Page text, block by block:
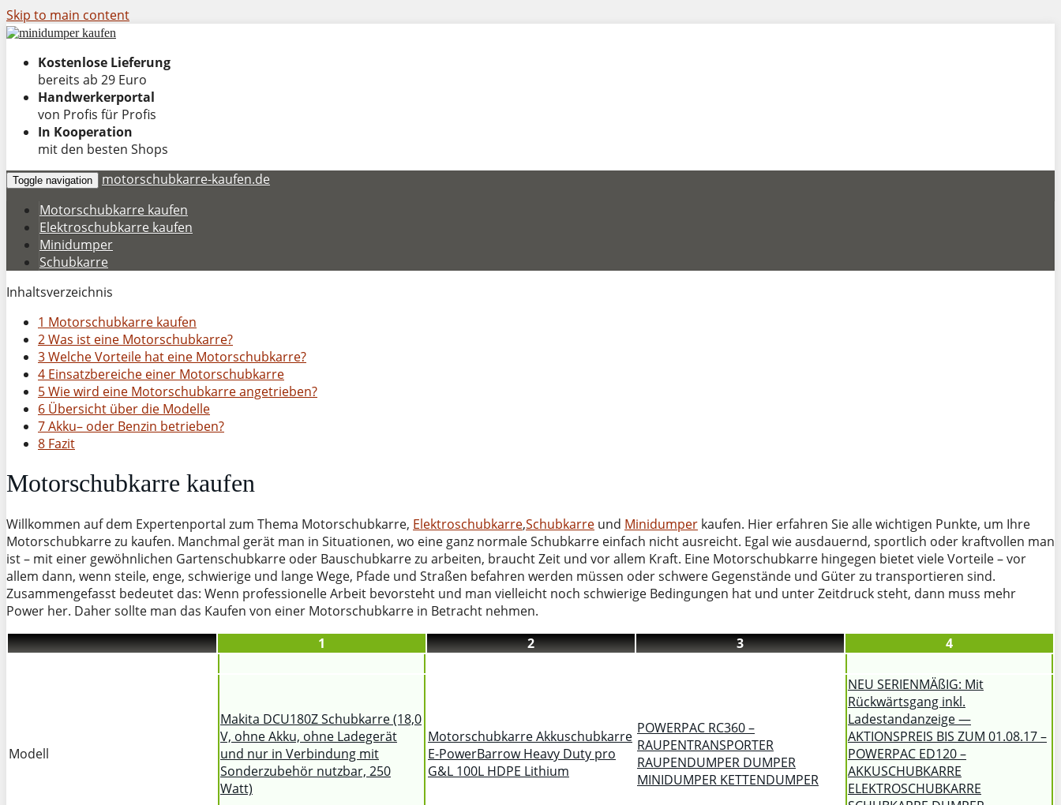
Skip to main content
Kostenlose Lieferung
bereits ab 29 Euro
Handwerkerportal
von Profis für Profis
In Kooperation
mit den besten Shops
Toggle navigation
motorschubkarre-kaufen.de
Motorschubkarre kaufen
Elektroschubkarre kaufen
Minidumper
Schubkarre
Inhaltsverzeichnis
1 Motorschubkarre kaufen
2 Was ist eine Motorschubkarre?
3 Welche Vorteile hat eine Motorschubkarre?
4 Einsatzbereiche einer Motorschubkarre
5 Wie wird eine Motorschubkarre angetrieben?
6 Übersicht über die Modelle
7 Akku– oder Benzin betrieben?
8 Fazit
Motorschubkarre kaufen
Willkommen auf dem Expertenportal zum Thema Motorschubkarre, Elektroschubkarre,Schubkarre und Minidumper kaufen. Hier erfahren Sie alle wichtigen Punkte, um Ihre
Motorschubkarre zu kaufen. Manchmal gerät man in Situationen, wo eine ganz normale Schubkarre einfach nicht ausreicht. Egal wie ausdauernd, sportlich oder kraftvollen man
ist – mit einer gewöhnlichen Gartenschubkarre oder Bauschubkarre zu arbeiten, braucht Zeit und vor allem Kraft. Eine Motorschubkarre hingegen bietet viele Vorteile – vor
allem dann, wenn steile, enge, schwierige und lange Wege, Pfade und Straßen befahren werden müssen oder schwere Gegenstände und Güter zu transportieren sind.
Zusammengefasst bedeutet das: Wenn professionelle Arbeit bevorsteht und man vielleicht noch schwierige Bedingungen hat und unter Zeitdruck steht, dann muss mehr
Power her. Daher sollte man das Kaufen von einer Motorschubkarre in Betracht nehmen.
1
2 3 4
Modell
Makita DCU180Z Schubkarre (18,0
V, ohne Akku, ohne Ladegerät
und nur in Verbindung mit
Sonderzubehör nutzbar, 250
Watt)
Motorschubkarre Akkuschubkarre
E-PowerBarrow Heavy Duty pro
G&L 100L HDPE Lithium
POWERPAC RC360 –
RAUPENTRANSPORTER
RAUPENDUMPER DUMPER
MINIDUMPER KETTENDUMPER
NEU SERIENMÄßIG: Mit
Rückwärtsgang inkl.
Ladestandanzeige —
AKTIONSPREIS BIS ZUM 01.08.17 –
POWERPAC ED120 –
AKKUSCHUBKARRE
ELEKTROSCHUBKARRE